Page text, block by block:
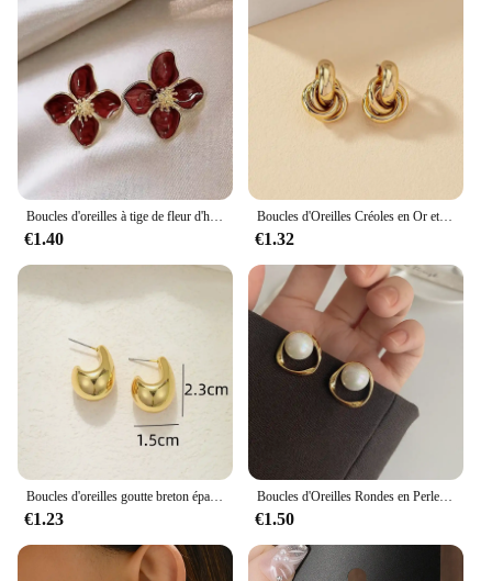
a loved one or treat yourself, these earrings are a
fantastic choice. They come in sets, making them an
ideal present for friends, family, or as a special treat
for yourself. The wholesale and vendor options
available make them accessible for those looking to
stock up or start a business. The earrings are a
perfect blend of quality, style, and affordability,
making them a hit with anyone who appreciates fine
jewelry.
Boucles d'oreilles à tige de fleur d'hibiscus pour femmes et filles, glaçure goutte, Ins français, mode vintage, mariage coréen, cadeaux de bijoux romantiques, 2024
€1.40
Boucles d'Oreilles Créoles en Or et Argent pour Femme, Bijoux à Nministériels d, Plaqué Brcorporelle, à la Mode, en Forme de Carillon, Torsadé, Mignon, 03/Wear
€1.32
Boucles d'oreilles goutte breton épaisses vintage pour femmes, plaqué or, acier inoxydable optique, boucle d'oreille larme, bijoux de déclaration de mariage, cadeaux
€1.23
Boucles d'Oreilles Rondes en Perles Dorées pour Femmes, Bijoux à la Mode, Design Irrégulier Délicat, Style Coréen, 2023
€1.50